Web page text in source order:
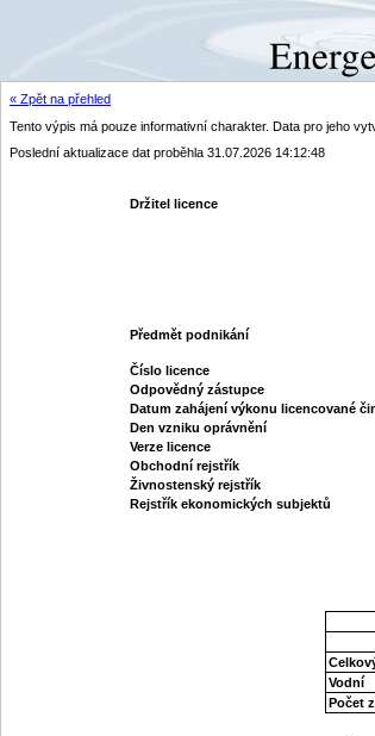
« Zpět na přehled
Tento výpis má pouze informativní charakter. Data pro jeho
Poslední aktualizace dat proběhla 31.07.2026 14:12:48
Držitel licence
Předmět podnikání
Číslo licence
Odpovědný zástupce
Datum zahájení výkonu licencované
Den vzniku oprávnění
Verze licence
Obchodní rejstřík
Živnostenský rejstřík
Rejstřík ekonomických subjektů
Vodní
Počet